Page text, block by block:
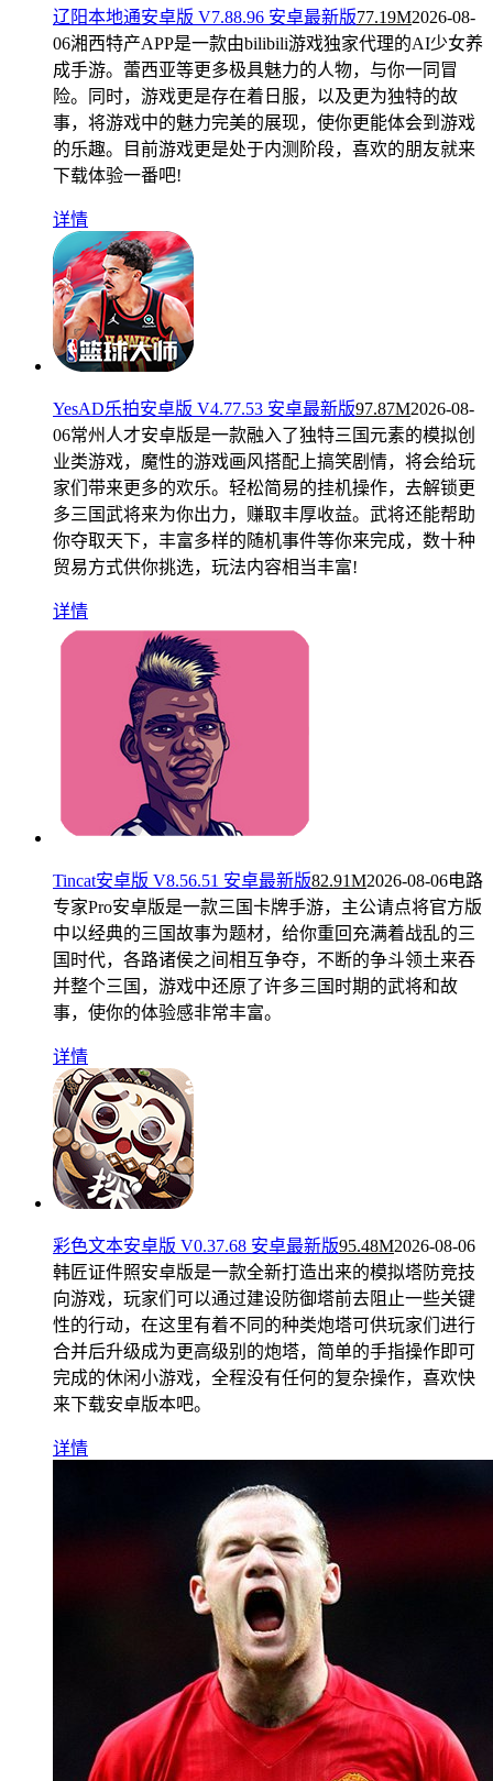
辽阳本地通安卓版 V7.88.96 安卓最新版77.19M2026-08-
06湘西特产APP是一款由bilibili游戏独家代理的AI少女养
成手游。蕾西亚等更多极具魅力的人物，与你一同冒
险。同时，游戏更是存在着日服，以及更为独特的故
事，将游戏中的魅力完美的展现，使你更能体会到游戏
的乐趣。目前游戏更是处于内测阶段，喜欢的朋友就来
下载体验一番吧!
详情
YesAD乐拍安卓版 V4.77.53 安卓最新版97.87M2026-08-
06常州人才安卓版是一款融入了独特三国元素的模拟创
业类游戏，魔性的游戏画风搭配上搞笑剧情，将会给玩
家们带来更多的欢乐。轻松简易的挂机操作，去解锁更
多三国武将来为你出力，赚取丰厚收益。武将还能帮助
你夺取天下，丰富多样的随机事件等你来完成，数十种
贸易方式供你挑选，玩法内容相当丰富!
详情
Tincat安卓版 V8.56.51 安卓最新版82.91M2026-08-06电路
专家Pro安卓版是一款三国卡牌手游，主公请点将官方版
中以经典的三国故事为题材，给你重回充满着战乱的三
国时代，各路诸侯之间相互争夺，不断的争斗领土来吞
并整个三国，游戏中还原了许多三国时期的武将和故
事，使你的体验感非常丰富。
详情
彩色文本安卓版 V0.37.68 安卓最新版95.48M2026-08-06
韩匠证件照安卓版是一款全新打造出来的模拟塔防竞技
向游戏，玩家们可以通过建设防御塔前去阻止一些关键
性的行动，在这里有着不同的种类炮塔可供玩家们进行
合并后升级成为更高级别的炮塔，简单的手指操作即可
完成的休闲小游戏，全程没有任何的复杂操作，喜欢快
来下载安卓版本吧。
详情